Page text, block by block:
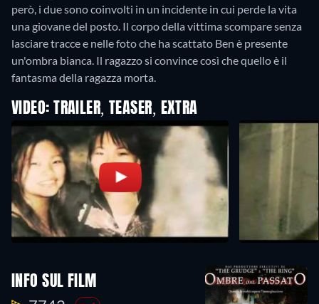
però, i due sono coinvolti in un incidente in cui perde la vita
una giovane del posto. Il corpo della vittima scompare senza
lasciare tracce e nelle foto che ha scattato Ben è presente
un'ombra bianca. Il ragazzo si convince così che quello è il
fantasma della ragazza morta.
VIDEO: TRAILER, TEASER, EXTRA
INFO SUL FILM